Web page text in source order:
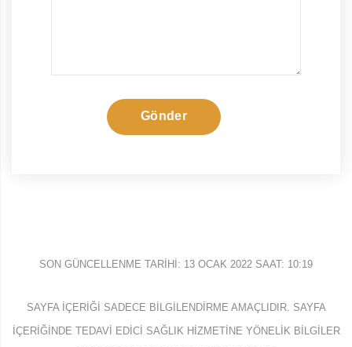
Gönder
SON GÜNCELLENME TARIHI: 13 OCAK 2022 SAAT: 10:19
SAYFA IÇERIĞI SADECE BILGILENDIRME AMAÇLIDIR. SAYFA
IÇERIĞINDE TEDAVI EDICI SAĞLIK HIZMETINE YÖNELIK BILGILER